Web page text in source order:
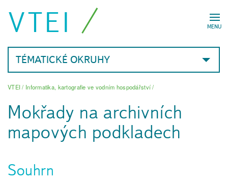
MENU
VTEI
TÉMATICKÉ OKRUHY
VTEI/ Informatika, kartografie ve vodním hospodářství/
Mokřady na archivních
mapových podkladech
Souhrn